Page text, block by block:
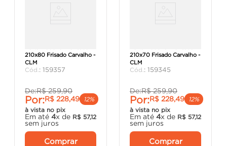
210x80 Frisado Carvalho -
CLM
: 159357
De:R$ 259,90
Por:R$ 228,49
12%
à vista no pix
Em até 4x de R$ 57,12
sem juros
Comprar
210x70 Frisado Carvalho -
CLM
: 159345
De:R$ 259,90
Por:R$ 228,49
12%
à vista no pix
Em até 4x de R$ 57,12
sem juros
Comprar